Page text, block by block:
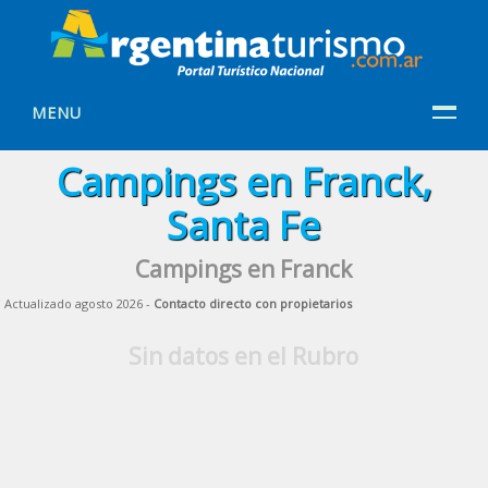
MENU
Campings en Franck,
Santa Fe
Campings en Franck
Actualizado agosto 2026 - Contacto directo con propietarios
Sin datos en el Rubro